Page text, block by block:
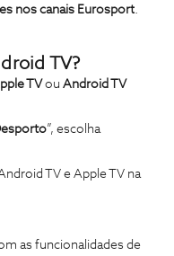
nos canais Eurosport.
TV?
TV ou Android TV
”, escolha
TV e Apple TV na
as funcionalidades de